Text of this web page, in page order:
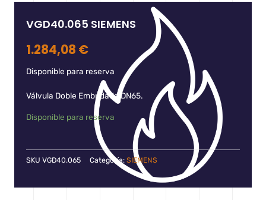
VGD40.065 SIEMENS
1.284,08 €
Disponible para reserva
Válvula Doble Embridada DN65.
Disponible para reserva
SKU VGD40.065 Categoría: SIEMENS